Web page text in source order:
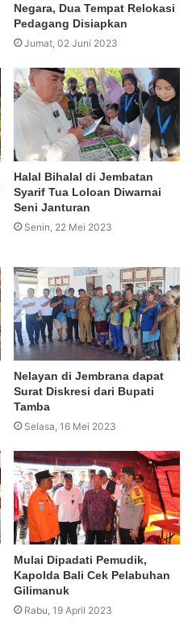
Negara, Dua Tempat Relokasi
Pedagang Disiapkan
Jumat, 02 Juni 2023
Halal Bihalal di Jembatan
Syarif Tua Loloan Diwarnai
Seni Janturan
Senin, 22 Mei 2023
Nelayan di Jembrana dapat
Surat Diskresi dari Bupati
Tamba
Selasa, 16 Mei 2023
Mulai Dipadati Pemudik,
Kapolda Bali Cek Pelabuhan
Gilimanuk
Rabu, 19 April 2023